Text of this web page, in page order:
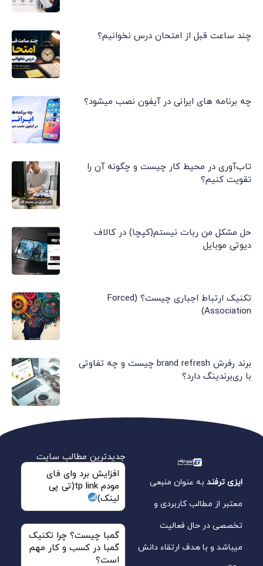
چند ساعت قبل از امتحان درس نخوانیم؟
چه برنامه های ایرانی در آیفون نصب میشود؟
تاب‌آوری در محیط کار چیست و چگونه آن را
تقویت کنیم؟
حل مشکل من ربات نیستم(کپچا) در کالاف
دیوتی موبایل
تکنیک ارتباط اجباری چیست؟ (Forced
Association)
برند رفرش brand refresh چیست و چه تفاوتی
با ری‌برندینگ دارد؟
ایزی ترفند به عنوان منبعی
معتبر از مطالب کاربردی و
تخصصی در حال فعالیت
میباشد و با هدف ارتقاء دانش
جدیدترین مطالب سایت
افزایش برد وای فای
مودم tp link(تی پی
لینک)
گمبا چیست؟ چرا تکنیک
گمبا در کسب و کار مهم
است؟